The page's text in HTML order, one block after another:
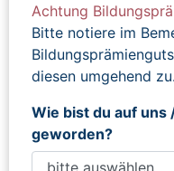
Achtung
Bitte notiere im
diesen umgehend zu.
Wie bist du auf uns
geworden?